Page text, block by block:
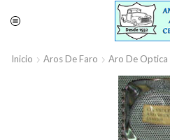
Inicio Aros De Faro Aro De Optica